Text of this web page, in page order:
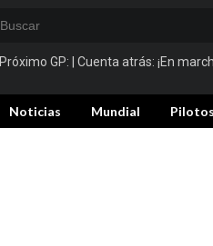
Próximo GP: | Cuenta atrás: ¡En
Noticias Mundial Pilotos